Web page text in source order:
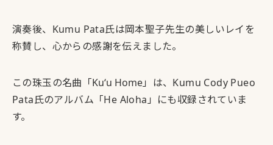
演奏後、Kumu Pata氏は岡本聖子先生の美しいレイを
称賛し、心からの感謝を伝えました。
この珠玉の名曲「Kuʻu Home」は、Kumu Cody Pueo
Pata氏のアルバム「He Aloha」にも収録されていま
す。